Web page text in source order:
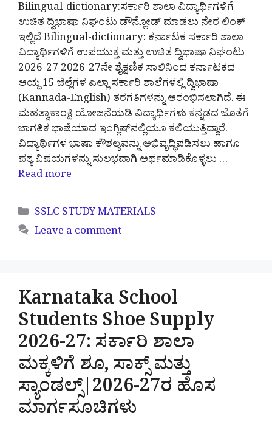
Bilingual-dictionary:ಸರ್ಕಾರಿ ಶಾಲಾ ವಿದ್ಯಾರ್ಥಿಗಳಿಗೆ
ಉಚಿತ ದ್ವಿಭಾಷಾ ನಿಘಂಟು ಡೌನ್ಲೋಡ್ ಮಾಡಲು ನೇರ ಲಿಂಕ್
ಇಲ್ಲಿದೆ Bilingual-dictionary: ಕರ್ನಾಟಕ ಸರ್ಕಾರಿ ಶಾಲಾ
ವಿದ್ಯಾರ್ಥಿಗಳಿಗೆ ಉಪಯುಕ್ತ ಮತ್ತು ಉಚಿತ ದ್ವಿಭಾಷಾ ನಿಘಂಟು
2026-27 2026-27ನೇ ಶೈಕ್ಷಣಿಕ ಸಾಲಿನಿಂದ ಕರ್ನಾಟಕದ
ಆಯ್ದ 15 ಜಿಲ್ಲೆಗಳ ಎಲ್ಲಾ ಸರ್ಕಾರಿ ಶಾಲೆಗಳಲ್ಲಿ ದ್ವಿಭಾಷಾ
(Kannada-English) ತರಗತಿಗಳನ್ನು ಆರಂಭಿಸಲಾಗಿದೆ. ಈ
ಮಹತ್ವಾಕಾಂಕ್ಷಿ ಯೋಜನೆಯಡಿ ವಿದ್ಯಾರ್ಥಿಗಳು ಕನ್ನಡದ ಜೊತೆಗೆ
ಜಾಗತಿಕ ಭಾಷೆಯಾದ ಇಂಗ್ಲಿಷ್‌ನಲ್ಲಿಯೂ ಕಲಿಯುತ್ತಿದ್ದಾರೆ.
ವಿದ್ಯಾರ್ಥಿಗಳ ಭಾಷಾ ಕೌಶಲ್ಯವನ್ನು ಅಭಿವೃದ್ಧಿಪಡಿಸಲು ಹಾಗೂ
ಪಠ್ಯ ವಿಷಯಗಳನ್ನು ಸುಲಭವಾಗಿ ಅರ್ಥಮಾಡಿಕೊಳ್ಳಲು …
Read more
Categories
SSLC STUDY MATERIALS
Leave a comment
Karnataka School
Students Shoe Supply
2026-27: ಸರ್ಕಾರಿ ಶಾಲಾ
ಮಕ್ಕಳಿಗೆ ಶೂ, ಸಾಕ್ಸ್ ಮತ್ತು
ಸ್ಯಾಂಡಲ್ಸ್|2026-27ರ ಹೊಸ
ಮಾರ್ಗಸೂಚಿಗಳು